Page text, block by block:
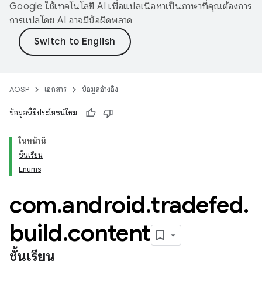
Google ใช้เทคโนโลยี AI เพื่อแปลเนื้อหาเป็นภาษาที่คุณต้องการ
การแปลโดย AI อาจมีข้อผิดพลาด
AOSP เอกสาร ข้อมูลอ้างอิง
ข้อมูลนี้มีประโยชน์ไหม
ในหน้านี้
ชั้นเรียน
Enums
com.android.tradefed.
build.content
ชั้นเรียน